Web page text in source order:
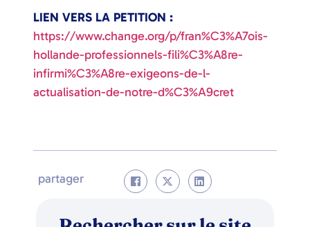
LIEN VERS LA PETITION :
https://www.change.org/p/fran%C3%A7ois-
hollande-professionnels-fili%C3%A8re-
infirmi%C3%A8re-exigeons-de-l-
actualisation-de-notre-d%C3%A9cret
partager